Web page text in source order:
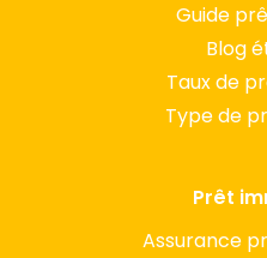
Guide
Blog
Taux de
Type de
Prêt
Assurance